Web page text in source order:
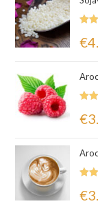
5.00
€
5.00
€
5.00
€